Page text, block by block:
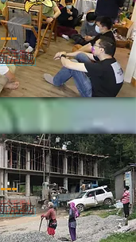
活動
活動